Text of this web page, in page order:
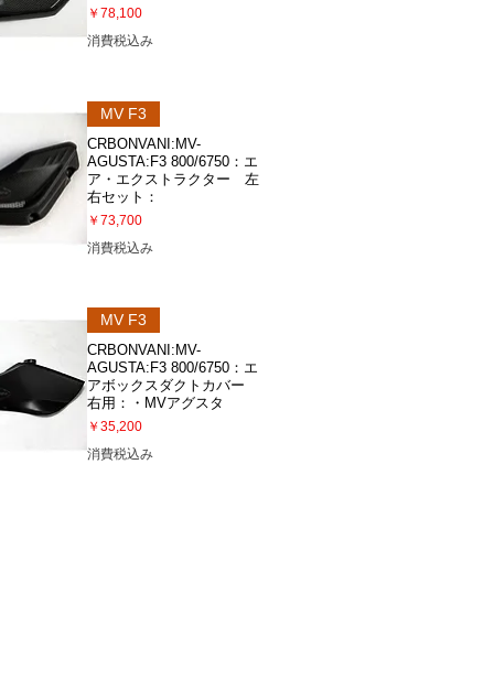
価格
￥78,100
消費税込み
MV F3
CRBONVANI:MV-
AGUSTA:F3 800/6750：エ
ア・エクストラクター 左
右セット：
価格
￥73,700
消費税込み
MV F3
CRBONVANI:MV-
AGUSTA:F3 800/6750：エ
アボックスダクトカバー
右用：・MVアグスタ
価格
￥35,200
消費税込み